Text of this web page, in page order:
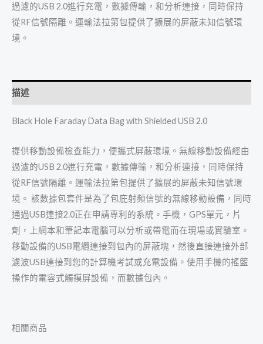
過濾的USB 2.0進行充電，數據傳輸，和分析連接，同時保持
從RF信號隔離。運輸法拉第包提供了擴展的屏蔽未知信號環
境。
描述
Black Hole Faraday Data Bag with Shielded USB 2.0
提供移動設備檢查能力，便攜式屏蔽環境。無線移動設備經由
過濾的USB 2.0進行充電，數據傳輸，和分析連接，同時保持
從RF信號隔離。運輸法拉第包提供了擴展的屏蔽未知信號環
境。 該數據包套件是為了包庇射頻信號的無線移動設備，同時
通過USB連接2.0正在申請專利的系統。手機，GPS單元，片
劑，上網本和筆記本電腦可以分析或帶電而在現場或實驗室。
移動設備的USB電纜連接到包內的屏蔽塊，然後直接連接外部
濾波USB連接到您的計算機考試或充電設備。使用手機的搖籃
操作的電容式觸摸屏設備，而數據包內。
相關商品